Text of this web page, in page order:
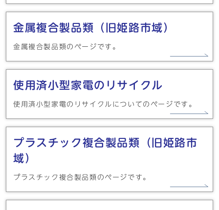
金属複合製品類（旧姫路市域）
金属複合製品類のページです。
使用済小型家電のリサイクル
使用済小型家電のリサイクルについてのページです。
プラスチック複合製品類（旧姫路市
域）
プラスチック複合製品類のページです。